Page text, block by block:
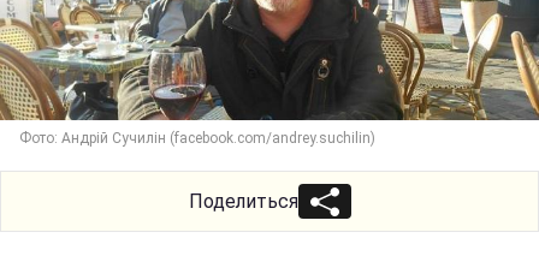
Фото: Андрій Сучилін (facebook.com/andrey.suchilin)
Поделиться